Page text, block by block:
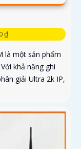
₫
là một sản phẩm
khả năng ghi
giải Ultra 2k IP,